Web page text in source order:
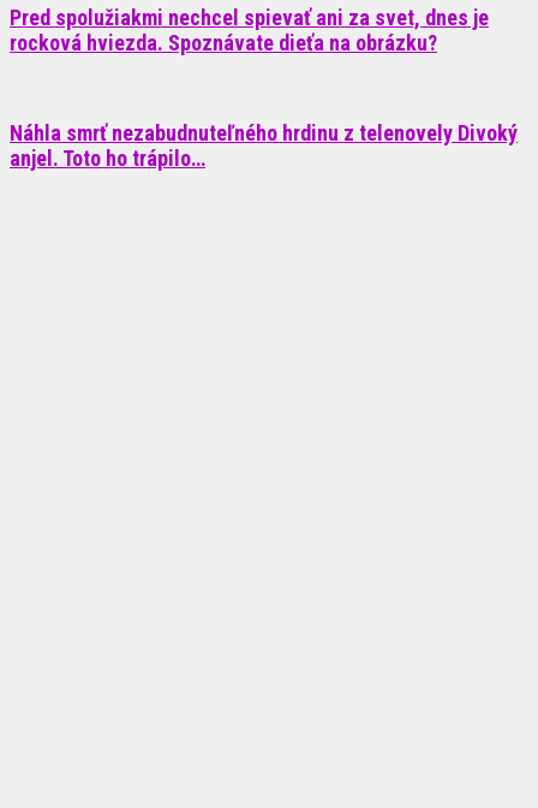
Pred spolužiakmi nechcel spievať ani za svet, dnes je
rocková hviezda. Spoznávate dieťa na obrázku?
Náhla smrť nezabudnuteľného hrdinu z telenovely Divoký
anjel. Toto ho trápilo…